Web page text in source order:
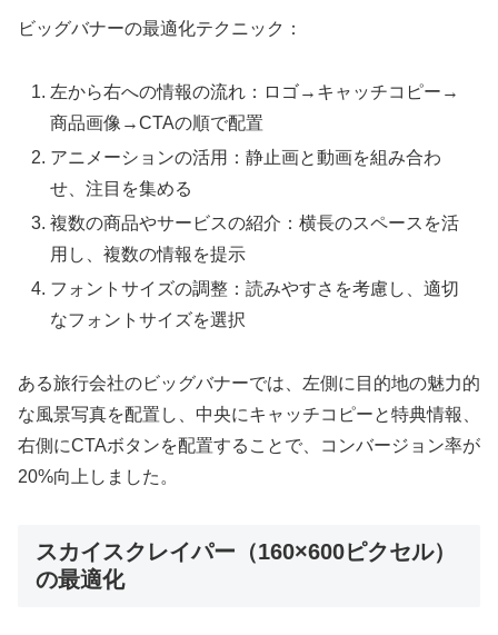
ビッグバナーの最適化テクニック：
左から右への情報の流れ：ロゴ→キャッチコピー→
商品画像→CTAの順で配置
アニメーションの活用：静止画と動画を組み合わ
せ、注目を集める
複数の商品やサービスの紹介：横長のスペースを活
用し、複数の情報を提示
フォントサイズの調整：読みやすさを考慮し、適切
なフォントサイズを選択
ある旅行会社のビッグバナーでは、左側に目的地の魅力的
な風景写真を配置し、中央にキャッチコピーと特典情報、
右側にCTAボタンを配置することで、コンバージョン率が
20%向上しました。
スカイスクレイパー（160×600ピクセル）
の最適化